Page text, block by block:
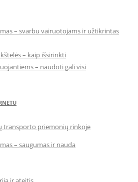
– svarbu vairuotojams ir užtikrintas
– kaip išsirinkti
– naudoti gali visi
transporto priemonių rinkoje
– saugumas ir nauda